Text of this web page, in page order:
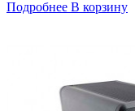
Подробнее В корзину